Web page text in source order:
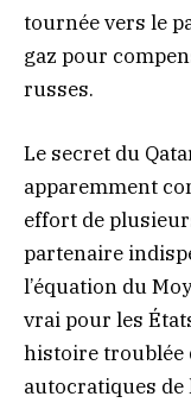
tournée vers le
gaz pour
russes.
Le secret du
apparemment
effort de
partenaire
l’équation du
vrai pour les
histoire troublée
autocratiques de